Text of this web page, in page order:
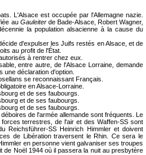
L'Alsace est occupée par l'Allemagne nazie.
au Gauleiter de Bade-Alsace, Robert Wagner,
la population alsacienne à la cause du
d'expulser les Juifs restés en Alsace, et de
au profit de l'État.
à rentrer chez eux.
entre autre, de l'Alsace Lorraine, demande
déclaration d'option.
se reconnaissant Français.
en Alsace-Lorraine.
et de ses faubourgs.
et de ses faubourgs.
et de ses faubourgs.
déboires de l'armée allemande sont fréquents. Le
terrestres, de l'air et des Waffen-SS sont
Reichsführer-SS Heinrich Himmler et doivent
de Libération traversent le Rhin. Ce sera le
en personne vient galvaniser ses troupes
de Noël 1944 où il passera la nuit au presbytère